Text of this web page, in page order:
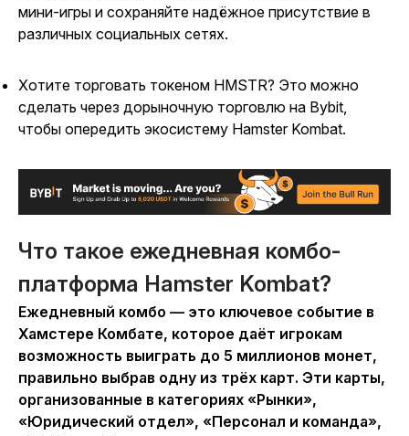
мини-игры и сохраняйте надёжное присутствие в
различных социальных сетях.
Хотите торговать токеном HMSTR? Это можно
сделать через дорыночную торговлю на Bybit,
чтобы опередить экосистему Hamster Kombat.
Что такое ежедневная комбо-
платформа Hamster Kombat?
Ежедневный комбо — это ключевое событие в
Хамстере Комбате, которое даёт игрокам
возможность выиграть до 5 миллионов монет,
правильно выбрав одну из трёх карт. Эти карты,
организованные в категориях «Рынки»,
«Юридический отдел», «Персонал и команда»,